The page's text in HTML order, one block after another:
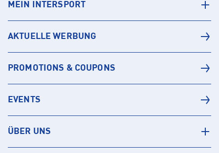
MEIN INTERSPORT
AKTUELLE WERBUNG
PROMOTIONS & COUPONS
EVENTS
ÜBER UNS